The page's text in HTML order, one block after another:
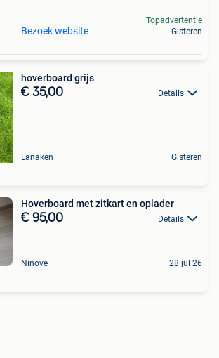
Bezoek website
Topadvertentie
Gisteren
hoverboard grijs
€ 35,00 Details
Lanaken Gisteren
Hoverboard met zitkart en oplader
€ 95,00 Details
Ninove 28 jul 26